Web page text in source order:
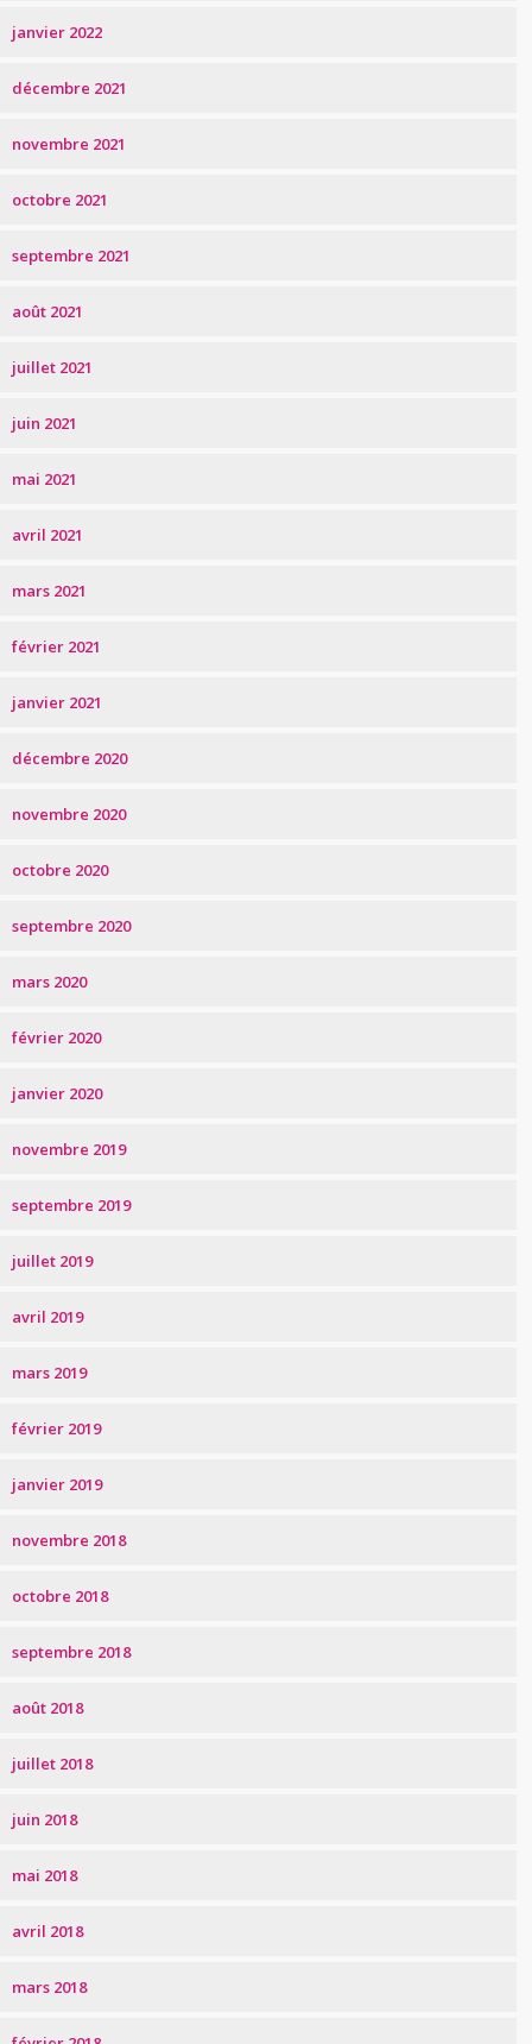
janvier 2022
décembre 2021
novembre 2021
octobre 2021
septembre 2021
août 2021
juillet 2021
juin 2021
mai 2021
avril 2021
mars 2021
février 2021
janvier 2021
décembre 2020
novembre 2020
octobre 2020
septembre 2020
mars 2020
février 2020
janvier 2020
novembre 2019
septembre 2019
juillet 2019
avril 2019
mars 2019
février 2019
janvier 2019
novembre 2018
octobre 2018
septembre 2018
août 2018
juillet 2018
juin 2018
mai 2018
avril 2018
mars 2018